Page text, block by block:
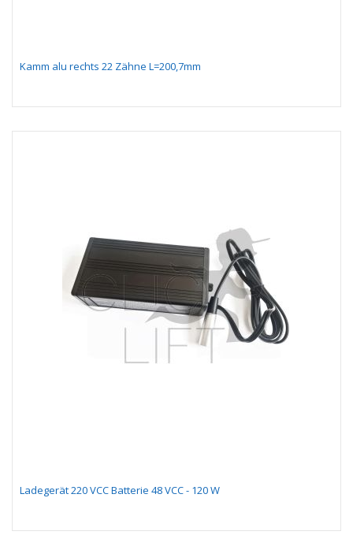
Kamm alu rechts 22 Zähne L=200,7mm
Ladegerät 220 VCC Batterie 48 VCC - 120 W